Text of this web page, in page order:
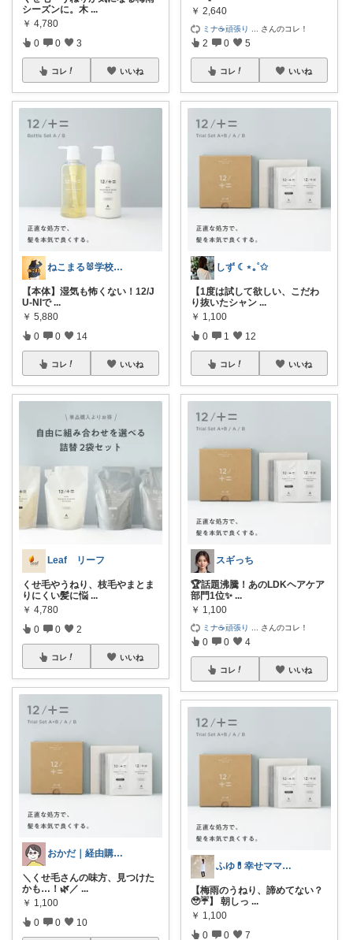
シーズンに。木 ...
￥ 4,780
0 0 3
コレ いいね
ねこまる🐰学校🐰kids🐰キャンプ
【本体】湿気も怖くない！12/J
U-NIで ...
￥ 5,880
0 0 14
コレ いいね
Leaf リーフ
くせ毛やうねり、枝毛やまとま
りにくい髪に悩 ...
￥ 4,780
0 0 2
コレ いいね
おかだ｜経由購入します！
＼くせ毛さんの味方、見つけた
かも…！🌿／ ...
￥ 1,100
0 0 10
￥ 2,640
ミナ☕️頑張り さんのコレ！
2 0 5
コレ いいね
しず ☾⋆｡˚✩
【1度は試して欲しい、こだわ
り抜いたシャン ...
￥ 1,100
0 1 12
コレ いいね
スギっち
🏆話題沸騰！あのLDKヘアケア
部門1位✨ ...
￥ 1,100
ミナ☕️頑張り さんのコレ！
0 0 4
コレ いいね
ふゆ💊幸せママのお気に入り紹介♪
【梅雨のうねり、諦めてない？
🥹☔】 朝しっ ...
￥ 1,100
0 0 7